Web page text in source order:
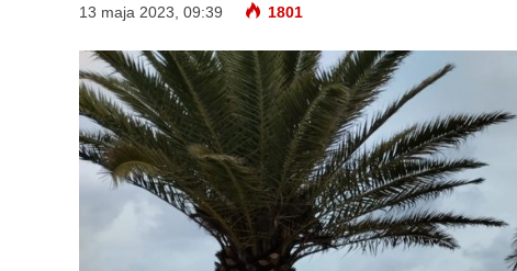
13 maja 2023, 09:39 1801